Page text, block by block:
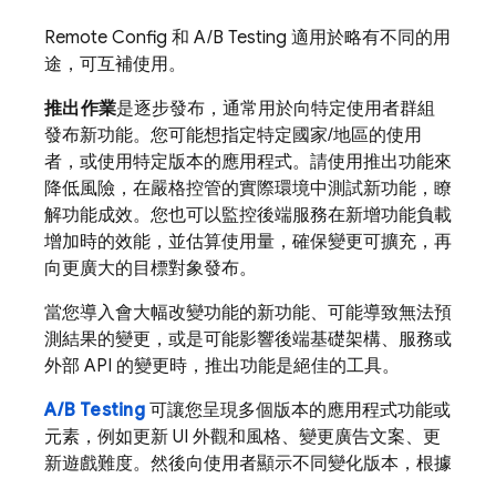
Remote Config 和 A/B Testing 適用於略有不同的用
途，可互補使用。
推出作業是逐步發布，通常用於向特定使用者群組
發布新功能。您可能想指定特定國家/地區的使用
者，或使用特定版本的應用程式。請使用推出功能來
降低風險，在嚴格控管的實際環境中測試新功能，瞭
解功能成效。您也可以監控後端服務在新增功能負載
增加時的效能，並估算使用量，確保變更可擴充，再
向更廣大的目標對象發布。
當您導入會大幅改變功能的新功能、可能導致無法預
測結果的變更，或是可能影響後端基礎架構、服務或
外部 API 的變更時，推出功能是絕佳的工具。
A/B Testing可讓您呈現多個版本的應用程式功能或
元素，例如更新 UI 外觀和風格、變更廣告文案、更
新遊戲難度。然後向使用者顯示不同變化版本，根據